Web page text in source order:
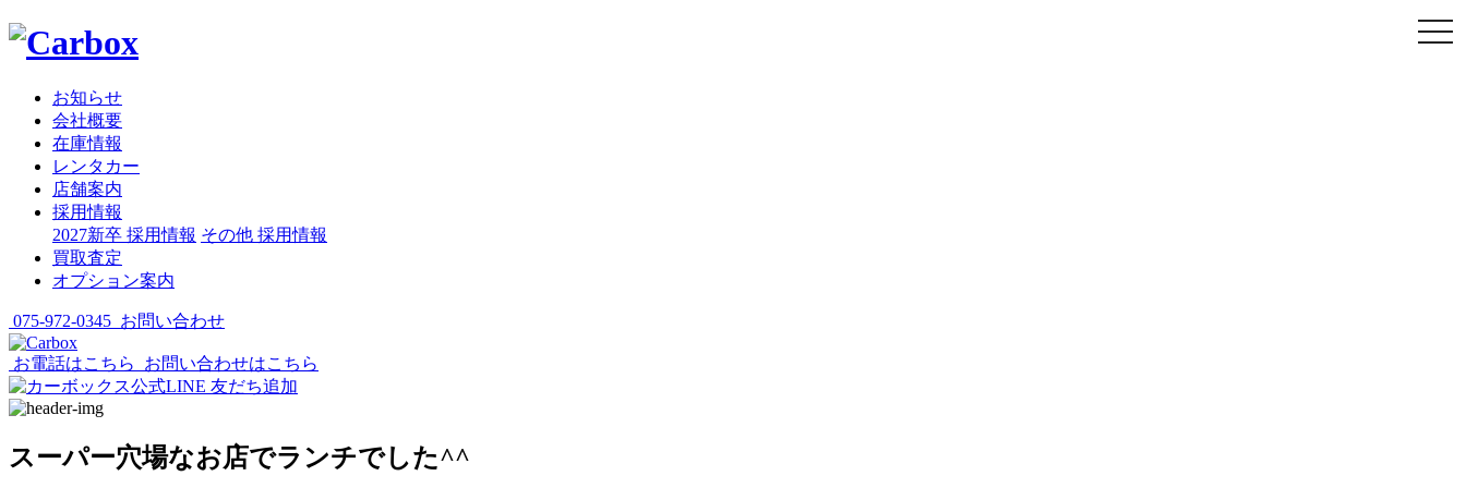
お知らせ
会社概要
在庫情報
レンタカー
店舗案内
採用情報
2027新卒 採用情報 その他 採用情報
買取査定
オプション案内
075-972-0345 お問い合わせ
お電話はこちら お問い合わせはこちら
スーパー穴場なお店でランチでした^^